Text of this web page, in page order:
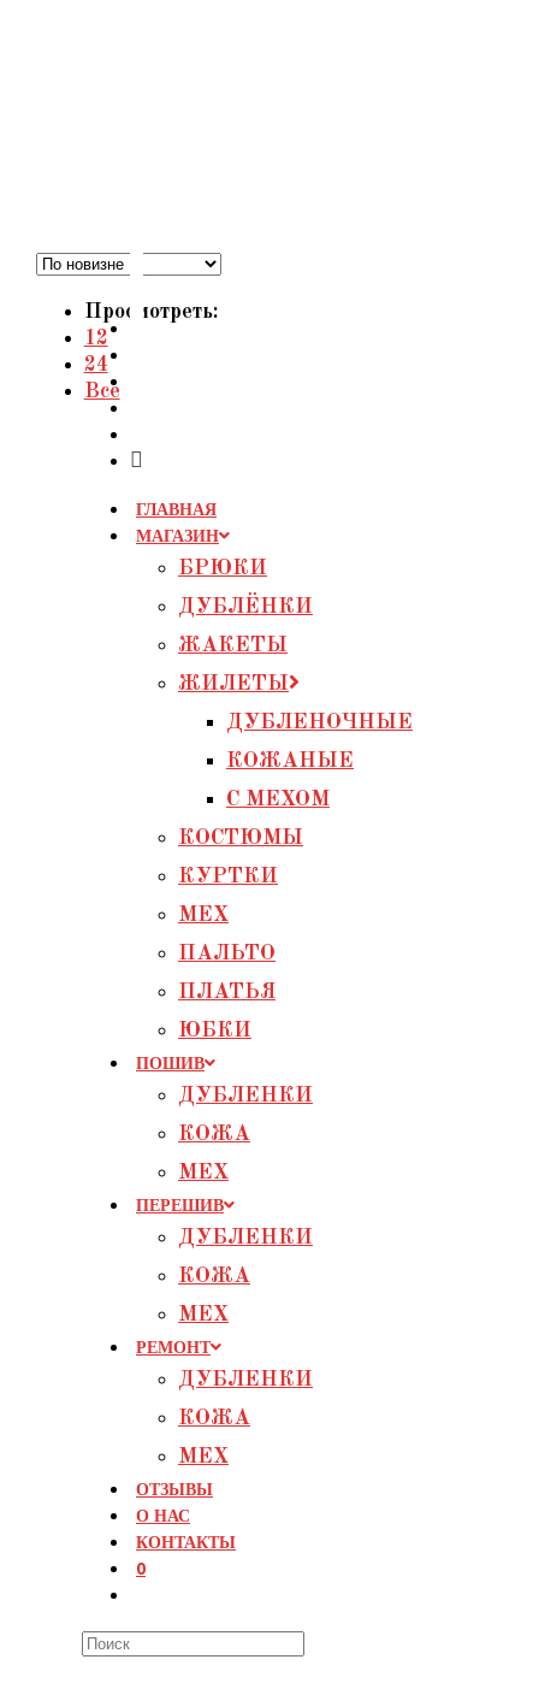
ГЛАВНАЯ
МАГАЗИН
БРЮКИ
ДУБЛЁНКИ
ЖАКЕТЫ
ЖИЛЕТЫ
ДУБЛЕНОЧНЫЕ
КОЖАНЫЕ
С МЕХОМ
КОСТЮМЫ
КУРТКИ
МЕХ
ПАЛЬТО
ПЛАТЬЯ
ЮБКИ
ПОШИВ
ДУБЛЕНКИ
КОЖА
МЕХ
ПЕРЕШИВ
ДУБЛЕНКИ
КОЖА
МЕХ
РЕМОНТ
ДУБЛЕНКИ
КОЖА
МЕХ
ОТЗЫВЫ
О НАС
КОНТАКТЫ
0
Search
Просмотреть:
12
24
Все